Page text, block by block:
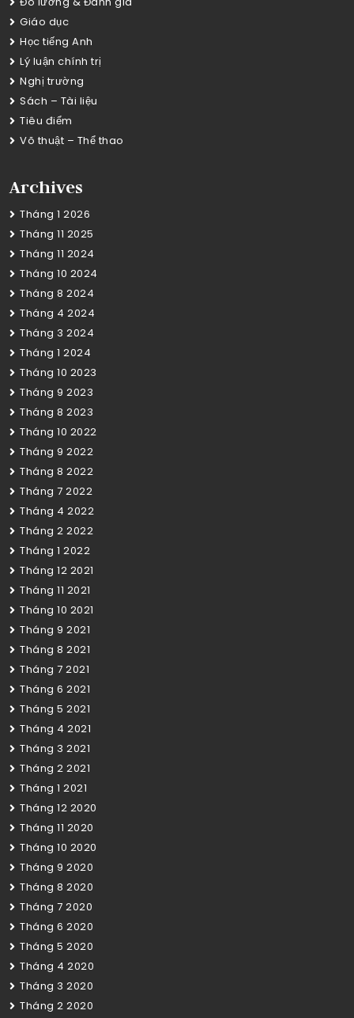
Giáo dục
Học tiếng Anh
Lý luận chính trị
Nghị trường
Sách – Tài liệu
Tiêu điểm
Võ thuật – Thể thao
Archives
Tháng 1 2026
Tháng 11 2025
Tháng 11 2024
Tháng 10 2024
Tháng 8 2024
Tháng 4 2024
Tháng 3 2024
Tháng 1 2024
Tháng 10 2023
Tháng 9 2023
Tháng 8 2023
Tháng 10 2022
Tháng 9 2022
Tháng 8 2022
Tháng 7 2022
Tháng 4 2022
Tháng 2 2022
Tháng 1 2022
Tháng 12 2021
Tháng 11 2021
Tháng 10 2021
Tháng 9 2021
Tháng 8 2021
Tháng 7 2021
Tháng 6 2021
Tháng 5 2021
Tháng 4 2021
Tháng 3 2021
Tháng 2 2021
Tháng 1 2021
Tháng 12 2020
Tháng 11 2020
Tháng 10 2020
Tháng 9 2020
Tháng 8 2020
Tháng 7 2020
Tháng 6 2020
Tháng 5 2020
Tháng 4 2020
Tháng 3 2020
Tháng 2 2020